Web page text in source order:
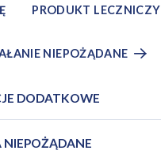
PRODUKT LECZNICZY
NIEPOŻĄDANE
DODATKOWE